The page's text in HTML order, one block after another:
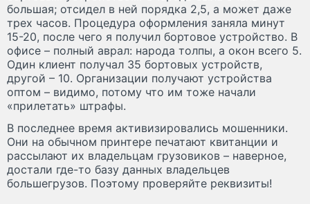
большая; отсидел в ней порядка 2,5, а может даже
трех часов. Процедура оформления заняла минут
15-20, после чего я получил бортовое устройство. В
офисе – полный аврал: народа толпы, а окон всего 5.
Один клиент получал 35 бортовых устройств,
другой – 10. Организации получают устройства
оптом – видимо, потому что им тоже начали
«прилетать» штрафы.
В последнее время активизировались мошенники.
Они на обычном принтере печатают квитанции и
рассылают их владельцам грузовиков – наверное,
достали где-то базу данных владельцев
большегрузов. Поэтому проверяйте реквизиты!